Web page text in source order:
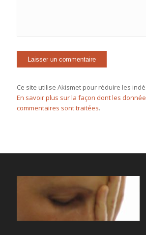
Ce site utilise Akismet pour réduire les
En savoir plus sur la façon dont les
commentaires sont traitées.